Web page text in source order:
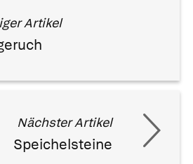
Artikel
Nächster Artikel
Speichelsteine